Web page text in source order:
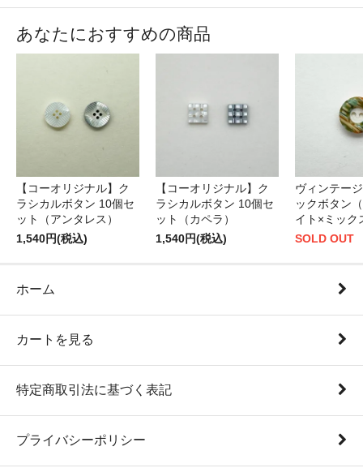
あなたにおすすめの商品
【コーオリジナル】ク
ラシカルボタン 10個セ
ット（アンタレス）
1,540円(税込)
【コーオリジナル】ク
ラシカルボタン 10個セ
ット（カペラ）
1,540円(税込)
ヴィンテー
ックボタン
イト×ミック
SOLD OUT
ホーム
カートを見る
特定商取引法に基づく表記
プライバシーポリシー